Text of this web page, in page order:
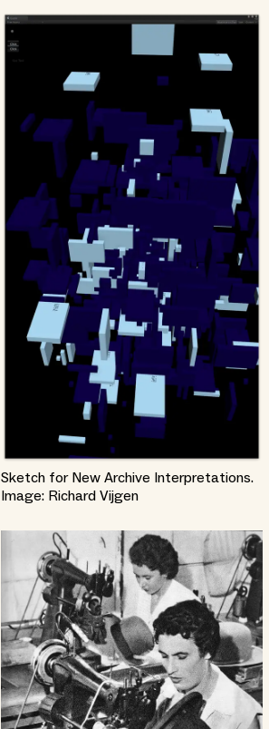
Sketch for New Archive Interpretations.
Image: Richard Vijgen